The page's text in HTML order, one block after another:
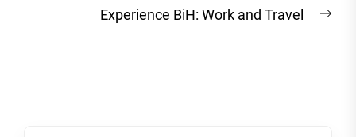
Experience BiH: Work and Travel